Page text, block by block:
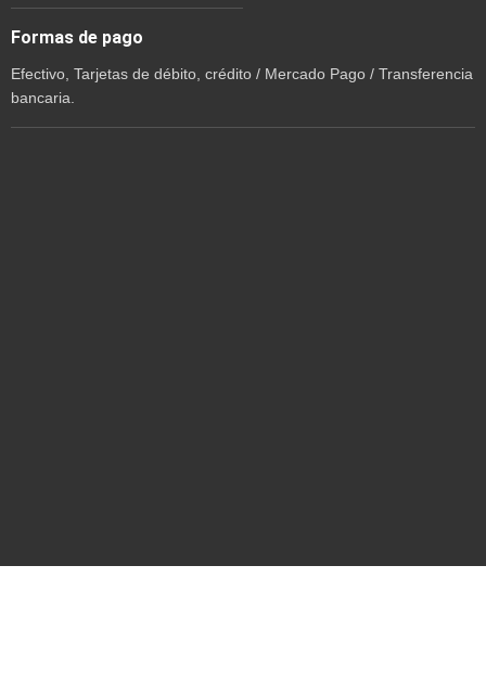
Formas de pago
Efectivo, Tarjetas de débito, crédito / Mercado Pago / Transferencia
bancaria.